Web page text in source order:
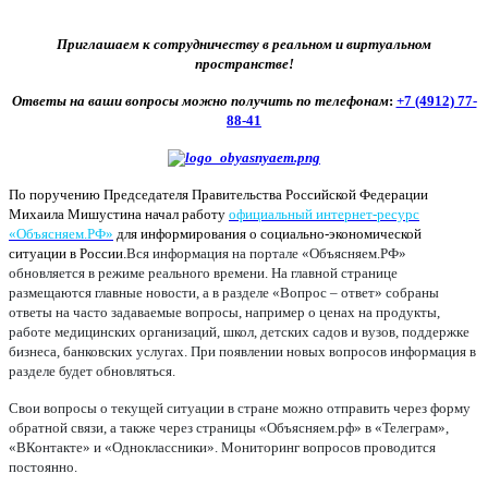
Приглашаем к сотрудничеству в реальном и виртуальном
пространстве!
Ответы на ваши вопросы можно получить по телефонам: +7 (4912) 77-
88-41
По поручению Председателя Правительства Российской Федерации
Михаила Мишустина начал работу официальный интернет-ресурс
«Объясняем.РФ» для информирования о социально-экономической
ситуации в России. Вся информация на портале «Объясняем.РФ»
обновляется в режиме реального времени. На главной странице
размещаются главные новости, а в разделе «Вопрос – ответ» собраны
ответы на часто задаваемые вопросы, например о ценах на продукты,
работе медицинских организаций, школ, детских садов и вузов, поддержке
бизнеса, банковских услугах. При появлении новых вопросов информация в
разделе будет обновляться.
Свои вопросы о текущей ситуации в стране можно отправить через форму
обратной связи, а также через страницы «Объясняем.рф» в «Телеграм»,
«ВКонтакте» и «Одноклассники». Мониторинг вопросов проводится
постоянно.